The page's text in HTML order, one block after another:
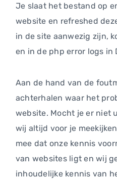
Je slaat het bestand op
website en refreshed
in de site aanwezig zijn,
en in de php error logs in
Aan de hand van de
achterhalen waar het
website. Mocht je er niet
wij altijd voor je
mee dat onze kennis
van websites ligt en wij
inhoudelijke kennis van